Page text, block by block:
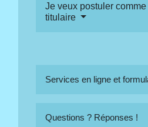
Je veux postuler
titulaire
Services en ligne et
Questions ? Réponses !